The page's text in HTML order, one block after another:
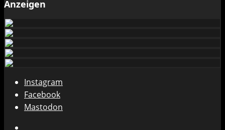
Anzeigen
Instagram
Facebook
Mastodon